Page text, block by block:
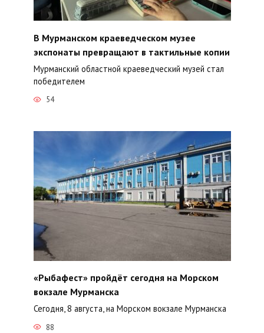
В Мурманском краеведческом музее
экспонаты превращают в тактильные копии
Мурманский областной краеведческий музей стал
победителем
54
«Рыбафест» пройдёт сегодня на Морском
вокзале Мурманска
Сегодня, 8 августа, на Морском вокзале Мурманска
88